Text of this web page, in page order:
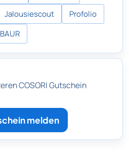
Jalousiescout
Profolio
BAUR
COSORI Gutschein
melden